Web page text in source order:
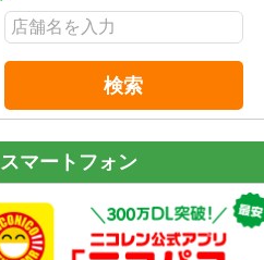
検索
スマートフォン